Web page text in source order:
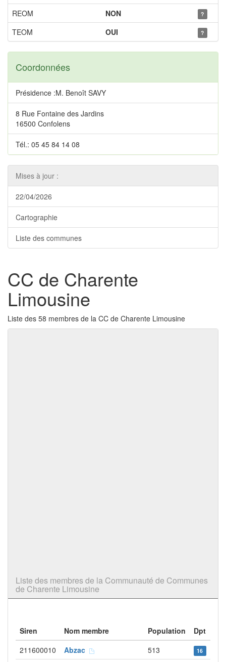
REOM
NON ?
TEOM OUI ?
Coordonnées
Présidence :M. Benoît SAVY
8 Rue Fontaine des Jardins
16500 Confolens
Tél.: 05 45 84 14 08
Mises à jour :
22/04/2026
Cartographie
Liste des communes
CC de Charente
Limousine
Liste des 58 membres de la CC de Charente Limousine
Liste des membres de la Communauté de Communes
de Charente Limousine
Siren Nom membre Population
Dpt
211600010
Abzac 513 16